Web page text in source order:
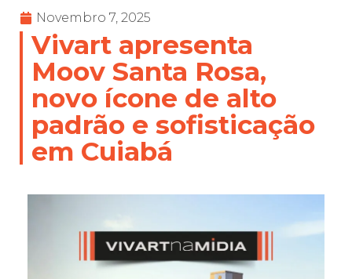
Novembro 7, 2025
Vivart apresenta
Moov Santa Rosa,
novo ícone de alto
padrão e sofisticação
em Cuiabá